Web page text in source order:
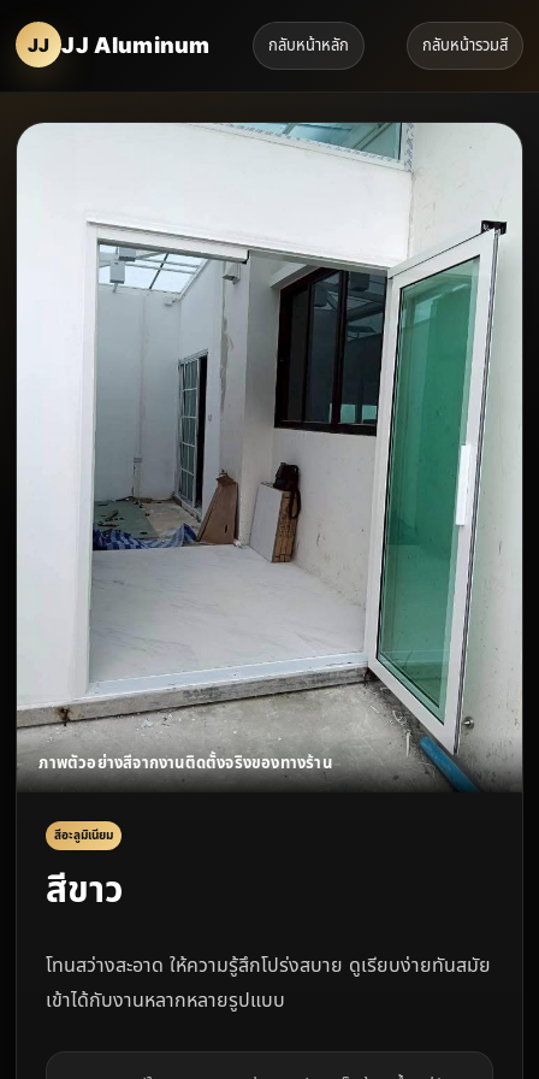
JJ Aluminum กลับหน้าหลัก กลับหน้ารวมสี
สีอะลูมิเนียม
สีขาว
โทนสว่างสะอาด ให้ความรู้สึกโปร่งสบาย ดูเรียบง่ายทันสมัย
เข้าได้กับงานหลากหลายรูปแบบ